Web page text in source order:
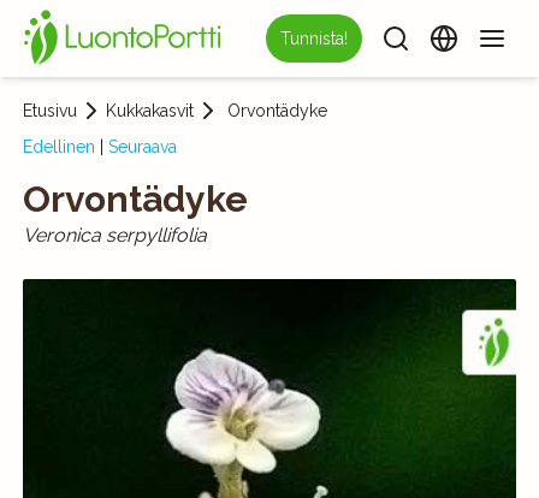
Tunnista!
Etusivu Kukkakasvit
Orvontädyke
Edellinen
Seuraava
Orvontädyke
Veronica serpyllifolia